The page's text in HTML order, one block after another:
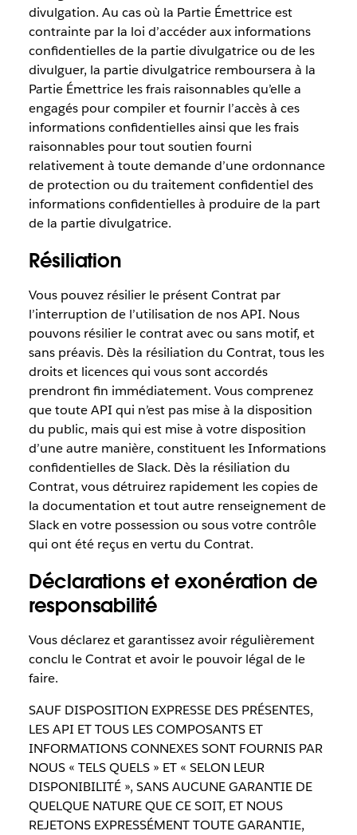
divulgation. Au cas où la Partie Émettrice est
contrainte par la loi d’accéder aux informations
confidentielles de la partie divulgatrice ou de les
divulguer, la partie divulgatrice remboursera à la
Partie Émettrice les frais raisonnables qu’elle a
engagés pour compiler et fournir l’accès à ces
informations confidentielles ainsi que les frais
raisonnables pour tout soutien fourni
relativement à toute demande d’une ordonnance
de protection ou du traitement confidentiel des
informations confidentielles à produire de la part
de la partie divulgatrice.
Résiliation
Vous pouvez résilier le présent Contrat par
l’interruption de l’utilisation de nos API. Nous
pouvons résilier le contrat avec ou sans motif, et
sans préavis. Dès la résiliation du Contrat, tous les
droits et licences qui vous sont accordés
prendront fin immédiatement. Vous comprenez
que toute API qui n’est pas mise à la disposition
du public, mais qui est mise à votre disposition
d’une autre manière, constituent les Informations
confidentielles de Slack. Dès la résiliation du
Contrat, vous détruirez rapidement les copies de
la documentation et tout autre renseignement de
Slack en votre possession ou sous votre contrôle
qui ont été reçus en vertu du Contrat.
Déclarations et exonération de
responsabilité
Vous déclarez et garantissez avoir régulièrement
conclu le Contrat et avoir le pouvoir légal de le
faire.
SAUF DISPOSITION EXPRESSE DES PRÉSENTES,
LES API ET TOUS LES COMPOSANTS ET
INFORMATIONS CONNEXES SONT FOURNIS PAR
NOUS « TELS QUELS » ET « SELON LEUR
DISPONIBILITÉ », SANS AUCUNE GARANTIE DE
QUELQUE NATURE QUE CE SOIT, ET NOUS
REJETONS EXPRESSÉMENT TOUTE GARANTIE,